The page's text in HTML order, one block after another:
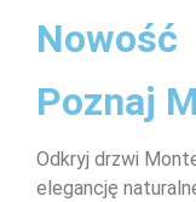
Nowość
Poznaj
Odkryj drzwi
elegancję